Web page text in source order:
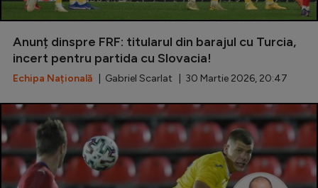
LaLiga
Serie A
Bundesliga
Campionate
Starurile fotbalului
EURO 2024
Anunț dinspre FRF: titularul din barajul cu Turcia,
incert pentru partida cu Slovacia!
Echipa Națională | Gabriel Scarlat | 30 Martie 2026, 20:47